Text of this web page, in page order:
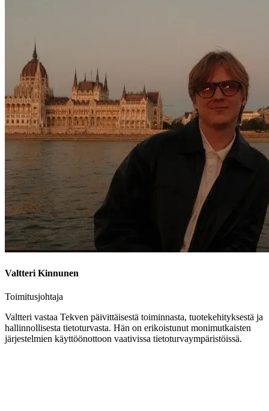
Valtteri Kinnunen
Toimitusjohtaja
Valtteri vastaa Tekven päivittäisestä toiminnasta, tuotekehityksestä ja
hallinnollisesta tietoturvasta. Hän on erikoistunut monimutkaisten
järjestelmien käyttöönottoon vaativissa tietoturvaympäristöissä.